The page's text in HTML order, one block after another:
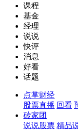
课程
基金
经理
说说
快评
消息
好看
话题
点掌财经
股票直播 回看
砖家团
说说股票 精品